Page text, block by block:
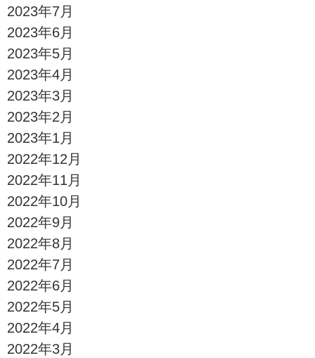
2023年7月
2023年6月
2023年5月
2023年4月
2023年3月
2023年2月
2023年1月
2022年12月
2022年11月
2022年10月
2022年9月
2022年8月
2022年7月
2022年6月
2022年5月
2022年4月
2022年3月